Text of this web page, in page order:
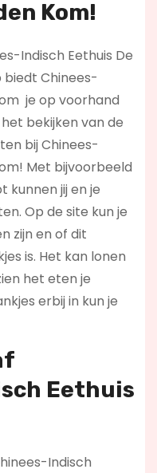
Kom!
Indisch Eethuis De
biedt Chinees-
je op voorhand
bekijken van de
bij Chinees-
Met bijvoorbeeld
jij en je
Op de site kun je
zijn en of dit
is. Het kan lonen
het eten je
erbij in kun je
Eethuis
Indisch